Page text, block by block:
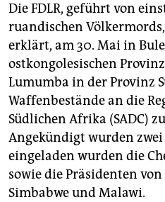
Die FDLR, geführt von
ruandischen
erklärt, am 30. Mai in
ostkongolesischen
Lumumba in der Provinz
Waffenbestände an die
Südlichen Afrika (SADC)
Angekündigt wurden
eingeladen wurden die
sowie die Präsidenten von
Simbabwe und Malawi.